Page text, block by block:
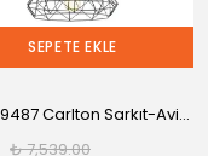
SEPETE EKLE
Eglo 49487 Carlton Sarkıt-Avize
₺ 7,539.00